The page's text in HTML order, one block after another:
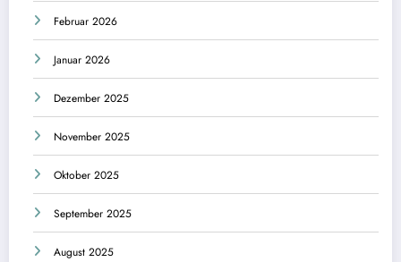
Februar 2026
Januar 2026
Dezember 2025
November 2025
Oktober 2025
September 2025
August 2025